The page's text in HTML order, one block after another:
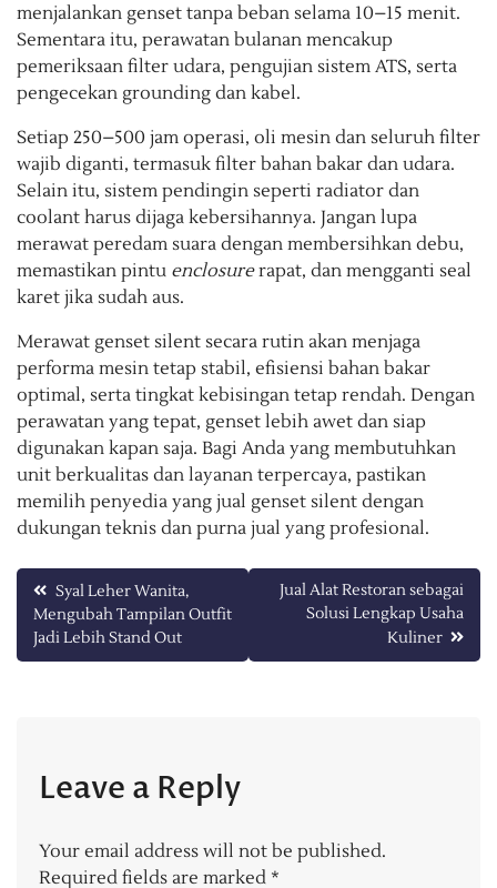
menjalankan genset tanpa beban selama 10–15 menit.
Sementara itu, perawatan bulanan mencakup
pemeriksaan filter udara, pengujian sistem ATS, serta
pengecekan grounding dan kabel.
Setiap 250–500 jam operasi, oli mesin dan seluruh filter
wajib diganti, termasuk filter bahan bakar dan udara.
Selain itu, sistem pendingin seperti radiator dan
coolant harus dijaga kebersihannya. Jangan lupa
merawat peredam suara dengan membersihkan debu,
memastikan pintu enclosurerapat, dan mengganti seal
karet jika sudah aus.
Merawat genset silent secara rutin akan menjaga
performa mesin tetap stabil, efisiensi bahan bakar
optimal, serta tingkat kebisingan tetap rendah. Dengan
perawatan yang tepat, genset lebih awet dan siap
digunakan kapan saja. Bagi Anda yang membutuhkan
unit berkualitas dan layanan terpercaya, pastikan
memilih penyedia yang jual genset silent dengan
dukungan teknis dan purna jual yang profesional.
Post
navigation
Syal Leher Wanita,
Mengubah Tampilan Outfit
Jadi Lebih Stand Out
Jual Alat Restoran sebagai
Solusi Lengkap Usaha
Kuliner
Leave a Reply
Your email address will not be published.
Required fields are marked *